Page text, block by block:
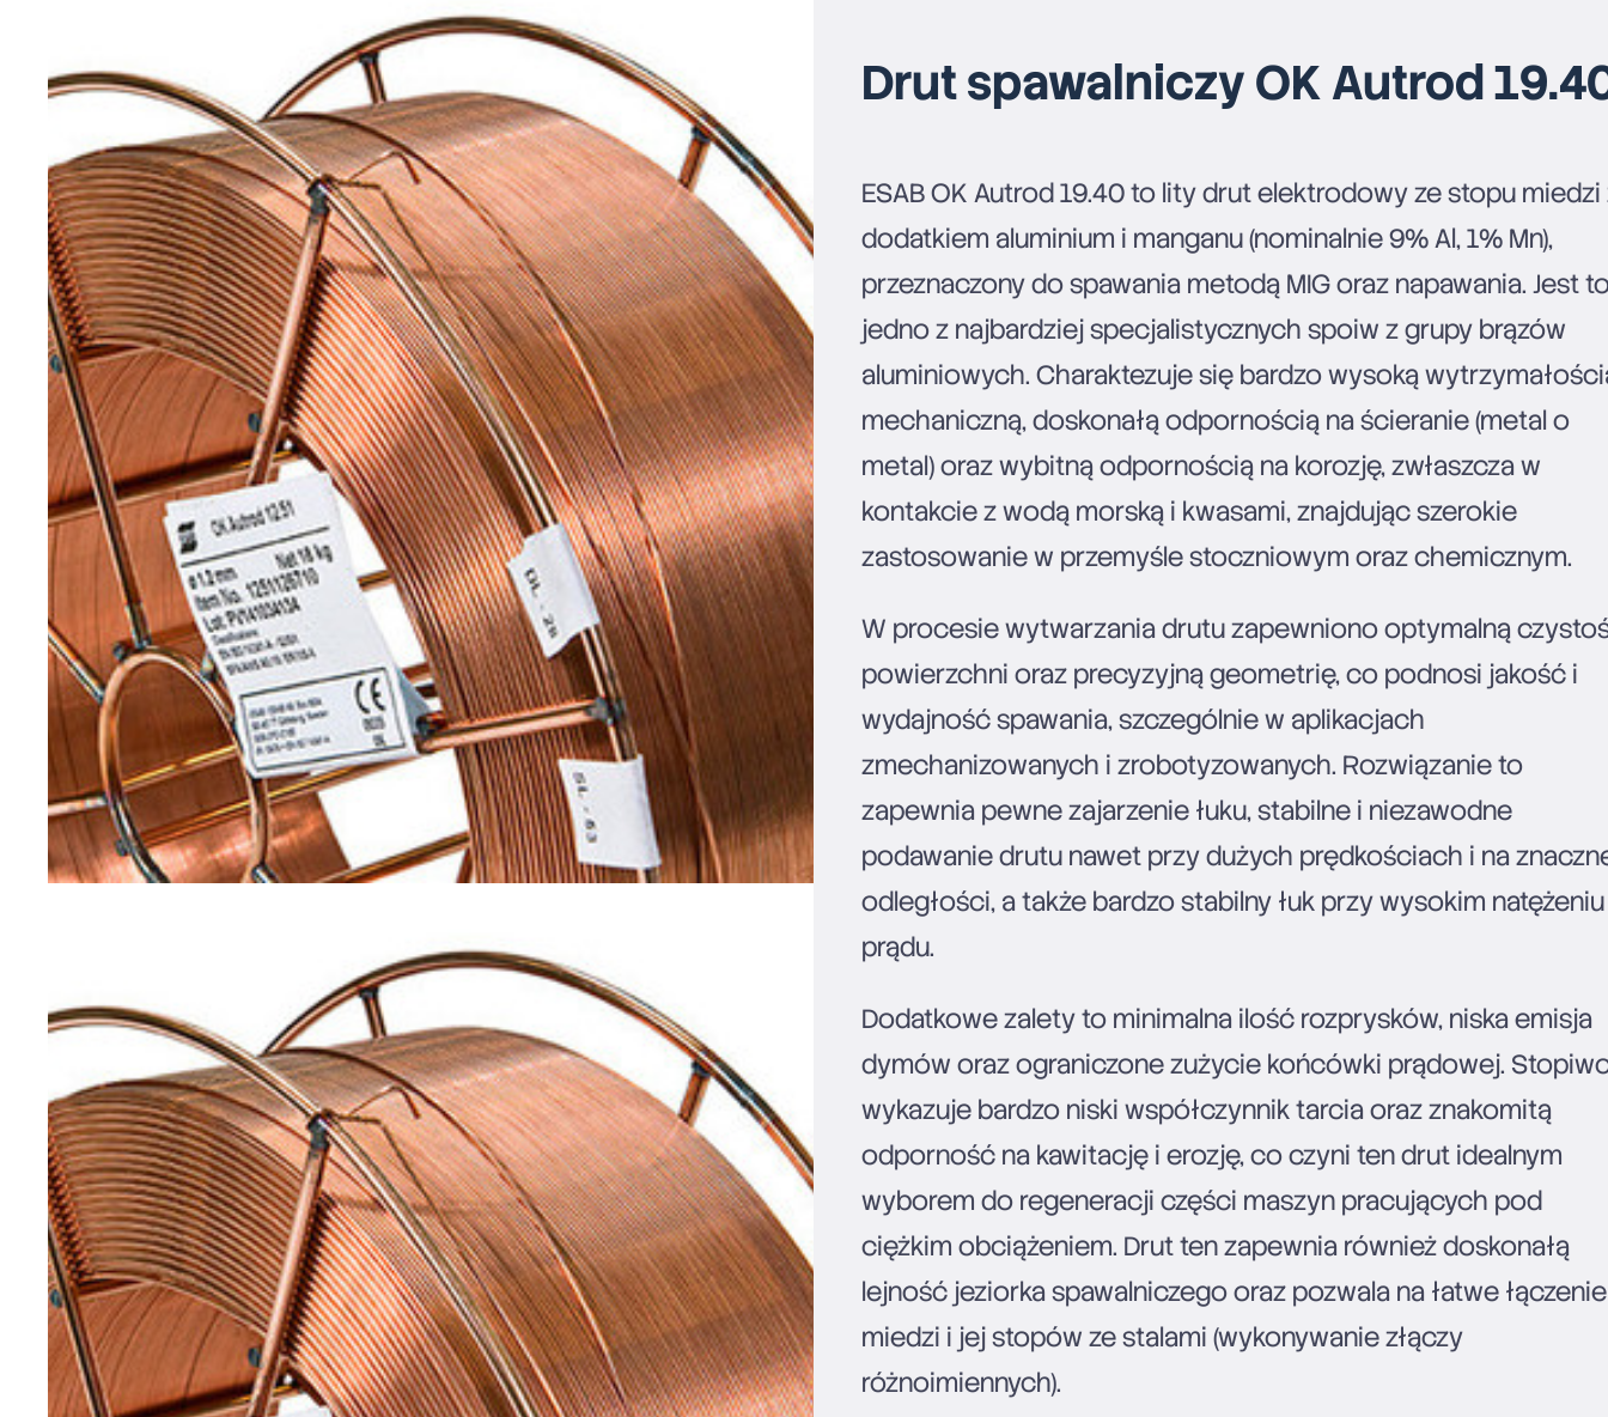
KONTAKT
Drut spawalniczy OK Autrod
ESAB OK Autrod 19.40 to lity drut elektrodowy ze stopu miedzi
dodatkiem aluminium i manganu (nominalnie 9% Al, 1% Mn),
przeznaczony do spawania metodą MIG oraz napawania. Jest
jedno z najbardziej specjalistycznych spoiw z grupy brązów
aluminiowych. Charaktezuje się bardzo wysoką
mechaniczną, doskonałą odpornością na ścieranie (metal o
metal) oraz wybitną odpornością na korozję, zwłaszcza w
kontakcie z wodą morską i kwasami, znajdując szerokie
zastosowanie w przemyśle stoczniowym oraz chemicznym.
W procesie wytwarzania drutu zapewniono optymalną
powierzchni oraz precyzyjną geometrię, co podnosi jakość i
wydajność spawania, szczególnie w aplikacjach
zmechanizowanych i zrobotyzowanych. Rozwiązanie to
zapewnia pewne zajarzenie łuku, stabilne i niezawodne
podawanie drutu nawet przy dużych prędkościach i na
odległości, a także bardzo stabilny łuk przy wysokim natężeniu
prądu.
Dodatkowe zalety to minimalna ilość rozprysków, niska emisja
dymów oraz ograniczone zużycie końcówki prądowej.
wykazuje bardzo niski współczynnik tarcia oraz znakomitą
odporność na kawitację i erozję, co czyni ten drut idealnym
wyborem do regeneracji części maszyn pracujących pod
ciężkim obciążeniem. Drut ten zapewnia również doskonałą
lejność jeziorka spawalniczego oraz pozwala na łatwe łączenie
miedzi i jej stopów ze stalami (wykonywanie złączy
różnoimiennych).